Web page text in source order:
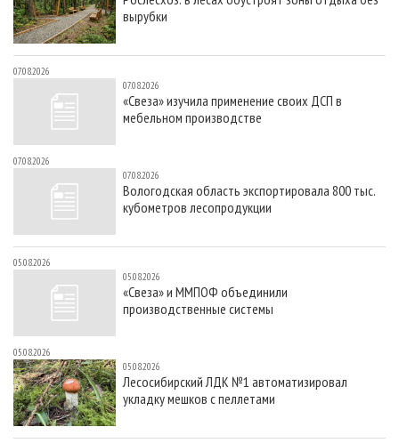
вырубки
07.08.2026
07.08.2026
«Свеза» изучила применение своих ДСП в
мебельном производстве
07.08.2026
07.08.2026
Вологодская область экспортировала 800 тыс.
кубометров лесопродукции
05.08.2026
05.08.2026
«Свеза» и ММПОФ объединили
производственные системы
05.08.2026
05.08.2026
Лесосибирский ЛДК №1 автоматизировал
укладку мешков с пеллетами